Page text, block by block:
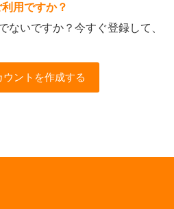
用ですか？
ないですか？今すぐ登録して、
ウントを作成する